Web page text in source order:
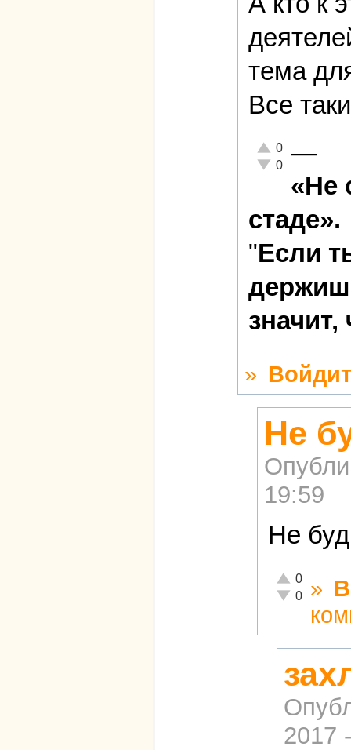
тема
Все
Отлично!
0
Неадекватно!
0 —
«Не
стаде».
"Если
»
Не
19:59
Не
Отлично!
0
Неадекватно!
0 »
2017